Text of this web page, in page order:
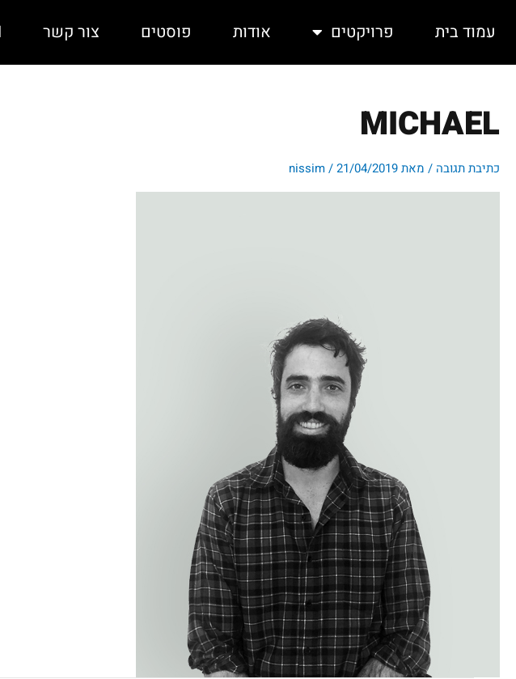
לתוכןעמוד בית פרויקטים אודות פוסטים צור קשר
MICHAEL
כתיבת תגובה / מאת nissim/21/04/2019